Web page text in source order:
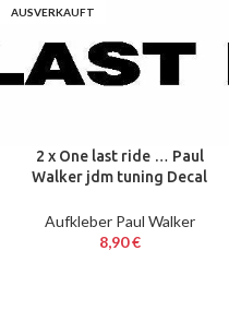
AUSVERKAUFT
2 x One last ride … Paul
Walker jdm tuning Decal
Aufkleber Paul Walker
8,90€